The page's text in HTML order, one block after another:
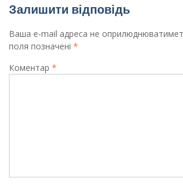
Залишити відповідь
Ваша e-mail адреса не
поля позначені *
Коментар *